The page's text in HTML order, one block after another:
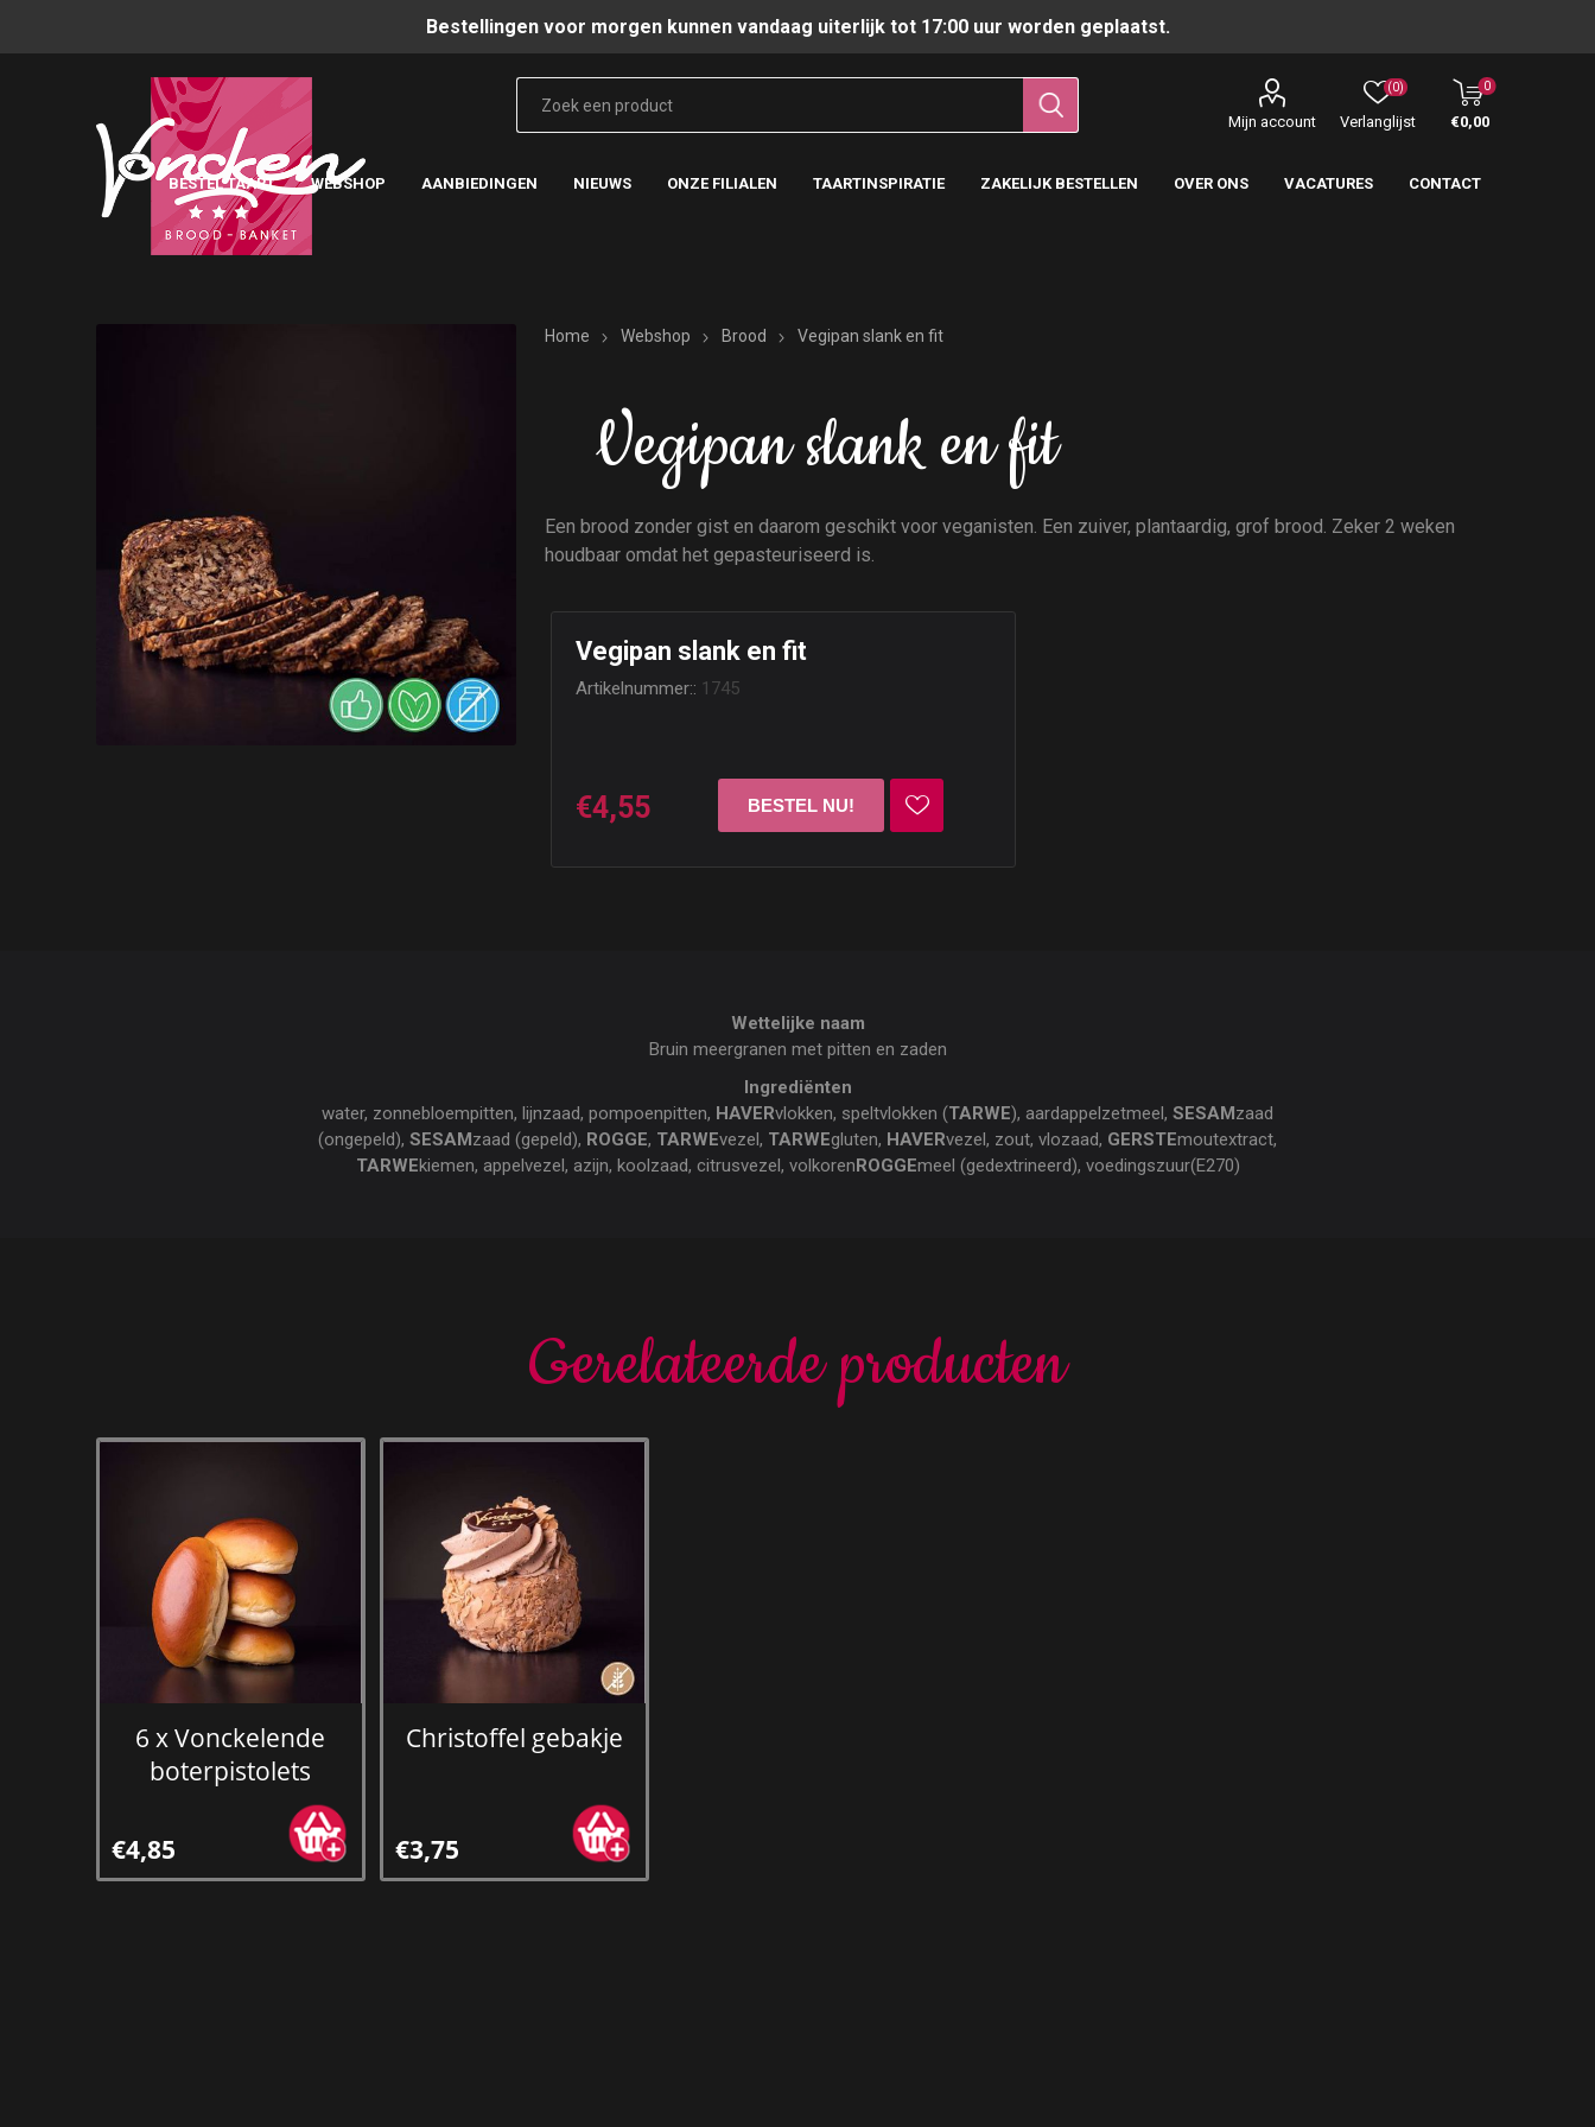
Bestellingen voor morgen kunnen vandaag uiterlijk tot 17:00 uur worden geplaatst.
Mijn account Verlanglijst
(0) 0
€0,00
BESTEL TAART WEBSHOP AANBIEDINGEN NIEUWS ONZE FILIALEN TAARTINSPIRATIE ZAKELIJK BESTELLEN OVER ONS VACATURES CONTACT
Home Webshop Brood Vegipan slank en fit
Vegipan slank en fit
Een brood zonder gist en daarom geschikt voor veganisten. Een zuiver, plantaardig, grof brood. Zeker 2 weken
houdbaar omdat het gepasteuriseerd is.
Vegipan slank en fit
Artikelnummer:: 1745
€4,55
Wettelijke naam
Bruin meergranen met pitten en zaden
Ingrediënten
water, zonnebloempitten, lijnzaad, pompoenpitten, HAVERvlokken, speltvlokken (TARWE), aardappelzetmeel, SESAMzaad
(ongepeld), SESAMzaad (gepeld), ROGGE, TARWEvezel, TARWEgluten, HAVERvezel, zout, vlozaad, GERSTEmoutextract,
TARWEkiemen, appelvezel, azijn, koolzaad, citrusvezel, volkorenROGGEmeel (gedextrineerd), voedingszuur(E270)
Gerelateerde producten
6 x Vonckelende
boterpistolets
€4,85
Christoffel gebakje
€3,75